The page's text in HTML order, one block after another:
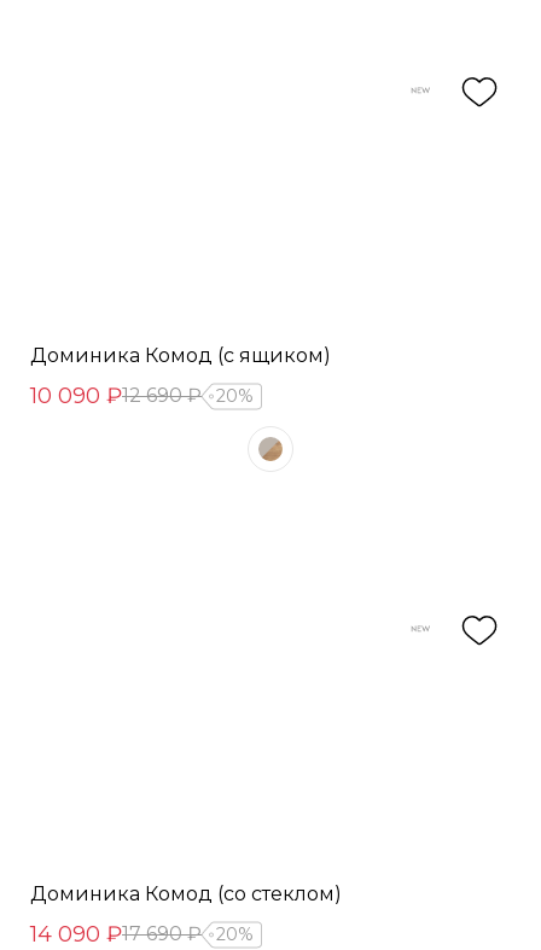
Доминика Комод (с ящиком)
10 090 ₽12 690 ₽ 20%
Доминика Комод (со стеклом)
14 090 ₽17 690 ₽ 20%